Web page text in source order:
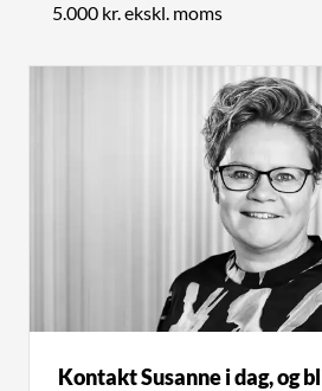
5.000 kr. ekskl. moms
Kontakt Susanne i dag, og